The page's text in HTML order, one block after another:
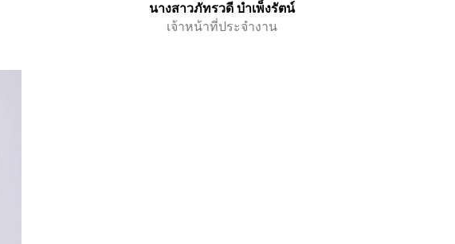
นางสาวภัทรวดี บำเพ็งรัตน์
เจ้าหน้าที่ประจำงาน